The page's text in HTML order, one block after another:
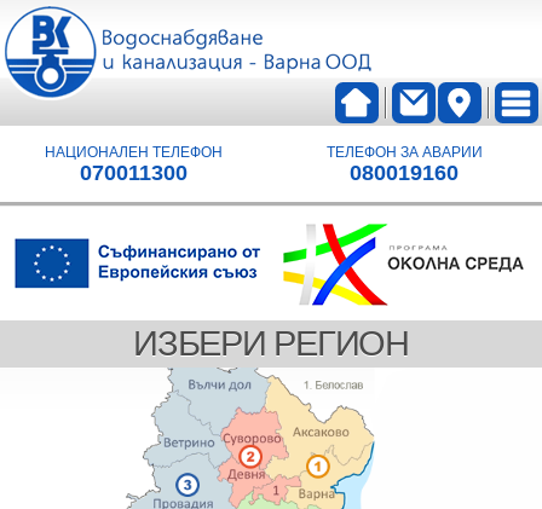
НАЦИОНАЛЕН ТЕЛЕФОН
070011300
ТЕЛЕФОН ЗА АВАРИИ
080019160
ИЗБЕРИ РЕГИОН